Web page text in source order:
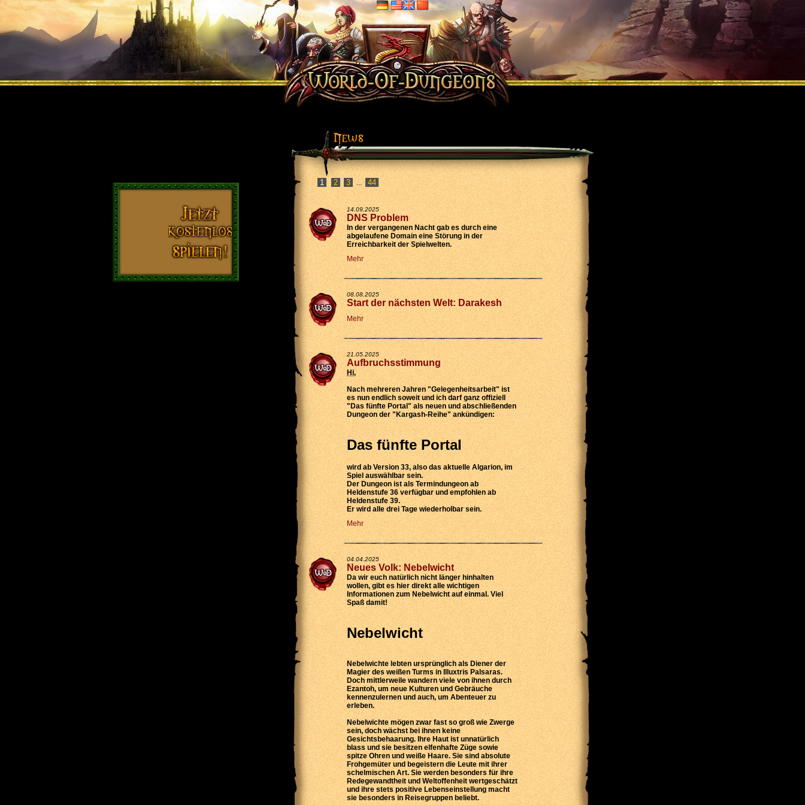
2 3 ... 44
14.09.2025
DNS Problem
In der vergangenen Nacht gab es durch eine
abgelaufene Domain eine Störung in der
Erreichbarkeit der Spielwelten.
Mehr
08.08.2025
Start der nächsten Welt: Darakesh
Mehr
21.05.2025
Aufbruchsstimmung
Hi,
Nach mehreren Jahren "Gelegenheitsarbeit" ist
es nun endlich soweit und ich darf ganz offiziell
"Das fünfte Portal" als neuen und abschließenden
Dungeon der "Kargash-Reihe" ankündigen:
Das fünfte Portal
wirdab Version 33, also das aktuelle Algarion, im
Spiel auswählbar sein.
Der Dungeon ist alsTermindungeon ab
Heldenstufe 36 verfügbar und empfohlen ab
Heldenstufe 39.
Er wirdalle drei Tage wiederholbarsein.
Mehr
04.04.2025
Neues Volk: Nebelwicht
Da wir euch natürlich nicht länger hinhalten
wollen, gibt es hier direkt alle wichtigen
Informationen zum Nebelwicht auf einmal. Viel
Spaß damit!
Nebelwicht
Nebelwichte lebten ursprünglich als Diener der
Magier des weißen Turms in Illuxtris Palsaras.
Doch mittlerweile wandern viele von ihnen durch
Ezantoh, um neue Kulturen und Gebräuche
kennenzulernen und auch, um Abenteuer zu
erleben.
Nebelwichte mögen zwar fast so groß wie Zwerge
sein, doch wächst bei ihnen keine
Gesichtsbehaarung. Ihre Haut ist unnatürlich
blass und sie besitzen elfenhafte Züge sowie
spitze Ohren und weiße Haare. Sie sind absolute
Frohgemüter und begeistern die Leute mit ihrer
schelmischen Art. Sie werden besonders für ihre
Redegewandtheit und Weltoffenheit wertgeschätzt
und ihre stets positive Lebenseinstellung macht
sie besonders in Reisegruppen beliebt.